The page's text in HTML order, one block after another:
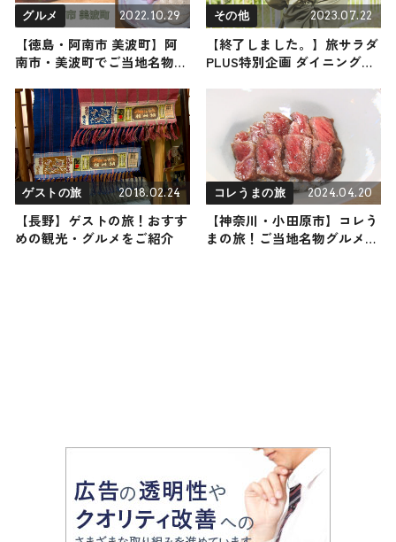
グルメ 2022.10.29
【徳島・阿南市 美波町】阿
南市・美波町でご当地名物が
選
その他 2023.07.22
【終了しました。】旅サラダ
PLUS特別企画 ダイニングカ
トが当たる！抽選で5名様に
「紋別アヒージョ」の缶詰3
個入りセットをプレゼント！
ゲストの旅 2018.02.24
【長野】ゲストの旅！おすす
めの観光・グルメをご紹介
コレうまの旅 2024.04.20
【神奈川・小田原市】コレう
まの旅！ご当地名物グルメ3